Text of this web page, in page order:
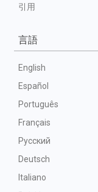
引用
言語
English
Español
Português
Français
Русский
Deutsch
Italiano